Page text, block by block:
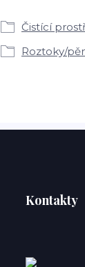
Čistící
Roztoky/
Kontakty